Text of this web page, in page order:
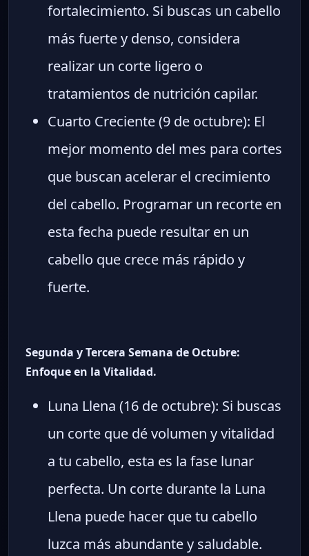
fortalecimiento. Si buscas un cabello
más fuerte y denso, considera
realizar un corte ligero o
tratamientos de nutrición capilar.
Cuarto Creciente (9 de octubre): El
mejor momento del mes para cortes
que buscan acelerar el crecimiento
del cabello. Programar un recorte en
esta fecha puede resultar en un
cabello que crece más rápido y
fuerte.
Segunda y Tercera Semana de Octubre:
Enfoque en la Vitalidad.
Luna Llena (16 de octubre): Si buscas
un corte que dé volumen y vitalidad
a tu cabello, esta es la fase lunar
perfecta. Un corte durante la Luna
Llena puede hacer que tu cabello
luzca más abundante y saludable.